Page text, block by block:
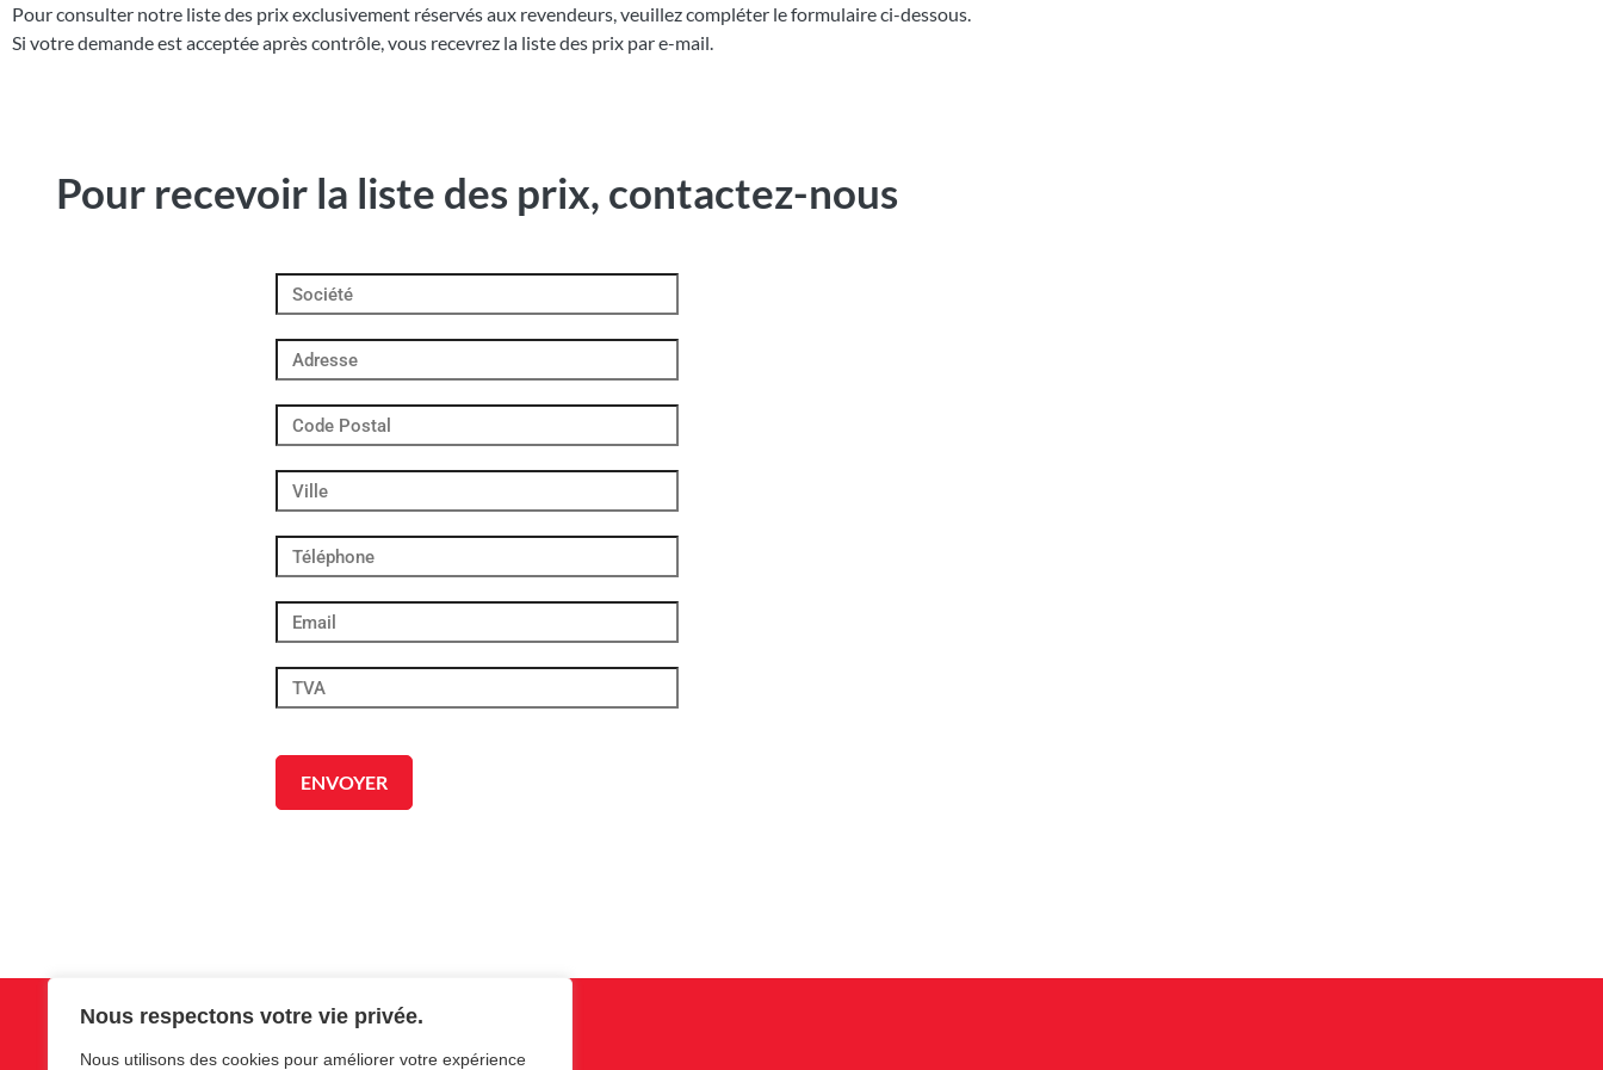
Nous respectons votre vie privée.
Nous utilisons des cookies pour améliorer votre expérience
Pour consulter notre liste des prix exclusivement réservés aux revendeurs, veuillez compléter le formulaire ci-dessous.
Si votre demande est acceptée après contrôle, vous recevrez la liste des prix par e-mail.
Pour recevoir la liste des prix, contactez-nous